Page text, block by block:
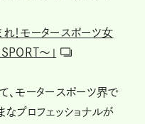
れ！モータースポーツ女
～」
、モータースポーツ界で
プロフェッショナルが